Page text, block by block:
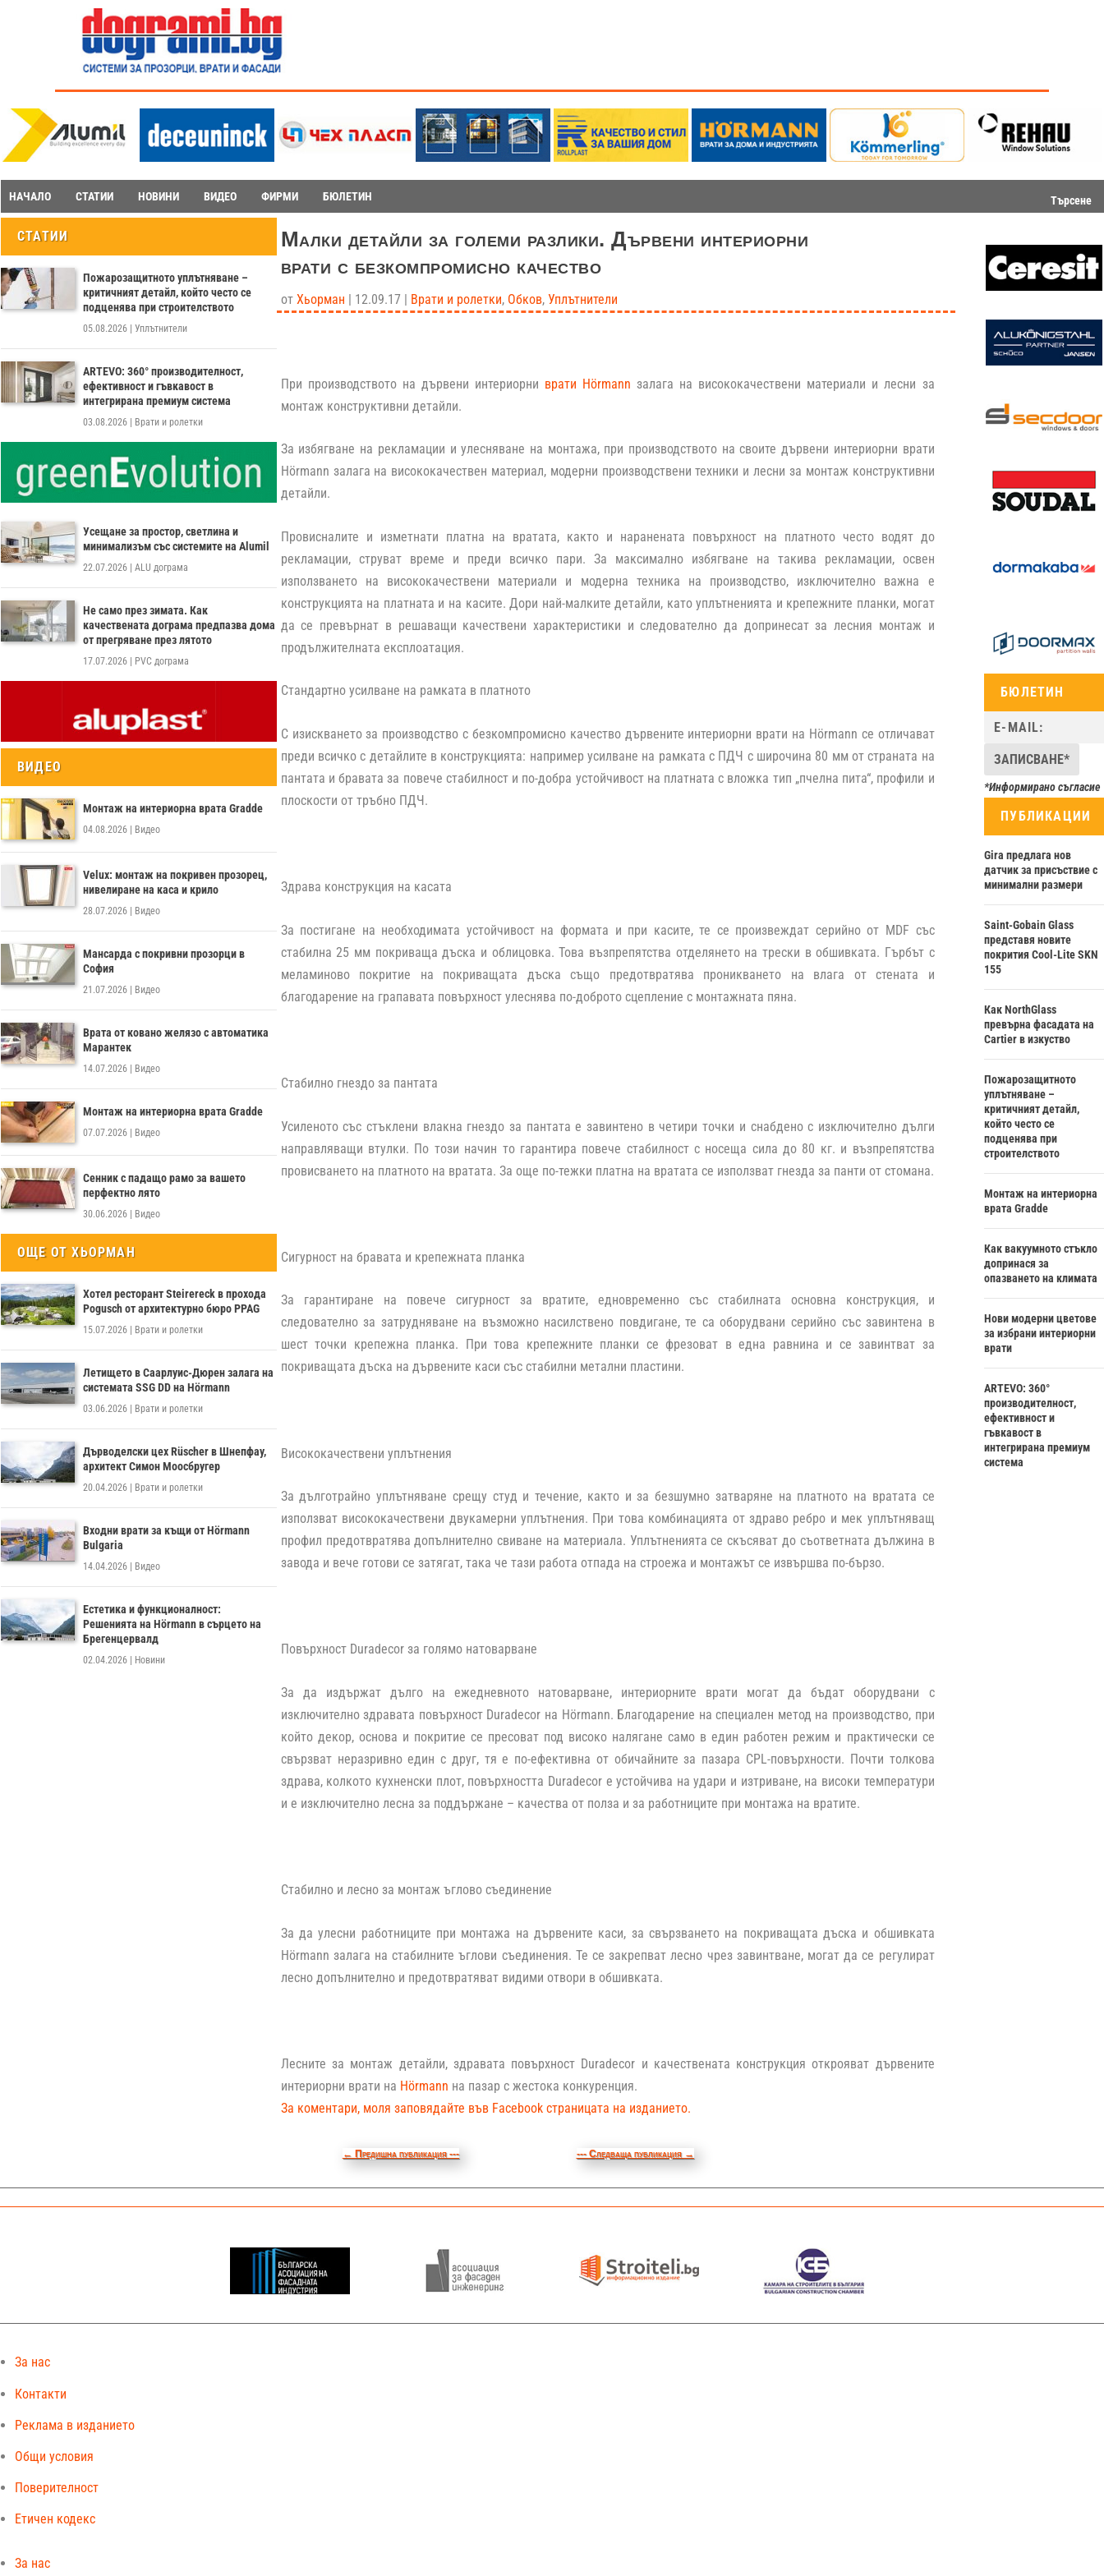
НАЧАЛО СТАТИИ НОВИНИ ВИДЕО ФИРМИ БЮЛЕТИН Търсене
СТАТИИ
Пожарозащитното уплътняване –
критичният детайл, който често се
подценява при строителството
05.08.2026 Уплътнители
ARTEVO: 360° производителност,
ефективност и гъвкавост в
интегрирана премиум система
03.08.2026 Врати и ролетки
Усещане за простор, светлина и
минимализъм със системите на Alumil
22.07.2026 ALU дограма
Не само през зимата. Как
качествената дограма предпазва дома
от прегряване през лятото
17.07.2026 PVC дограма
ВИДЕО
Монтаж на интериорна врата Gradde
04.08.2026 Видео
Velux: монтаж на покривен прозорец,
нивелиране на каса и крило
28.07.2026 Видео
Мансарда с покривни прозорци в
София
21.07.2026 Видео
Врата от ковано желязо с автоматика
Марантек
14.07.2026 Видео
Монтаж на интериорна врата Gradde
07.07.2026 Видео
Сенник с падащо рамо за вашето
перфектно лято
30.06.2026 Видео
ОЩЕ ОТ ХЬОРМАН
Хотел ресторант Steirereck в прохода
Pogusch от архитектурно бюро PPAG
15.07.2026 Врати и ролетки
Летището в Саарлуис-Дюрен залага на
системата SSG DD на Hörmann
03.06.2026 Врати и ролетки
Дърводелски цех Rüscher в Шнепфау,
архитект Симон Моосбругер
20.04.2026 Врати и ролетки
Входни врати за къщи от Hörmann
Bulgaria
14.04.2026 Видео
Естетика и функционалност:
Решенията на Hörmann в сърцето на
Брегенцервалд
02.04.2026 Новини
Малки детайли за големи разлики. Дървени интериорни
врати с безкомпромисно качество
от Хьорман | 12.09.17| Врати и ролетки, Обков, Уплътнители
При производството на дървени интериорни врати Hörmann залага на висококачествени материали и лесни за
монтаж конструктивни детайли.
За избягване на рекламации и улесняване на монтажа, при производството на своите дървени интериорни врати
Hörmann залага на висококачествен материал, модерни производствени техники и лесни за монтаж конструктивни
детайли.
Провисналите и изметнати платна на вратата, както и наранената повърхност на платното често водят до
рекламации, струват време и преди всичко пари. За максимално избягване на такива рекламации, освен
използването на висококачествени материали и модерна техника на производство, изключително важна е
конструкцията на платната и на касите. Дори най-малките детайли, като уплътненията и крепежните планки, могат
да се превърнат в решаващи качествени характеристики и следователно да допринесат за лесния монтаж и
продължителната експлоатация.
Стандартно усилване на рамката в платното
С изискването за производство с безкомпромисно качество дървените интериорни врати на Hörmann се отличават
преди всичко с детайлите в конструкцията: например усилване на рамката с ПДЧ с широчина 80 мм от страната на
пантата и бравата за повече стабилност и по-добра устойчивост на платната с вложка тип „пчелна пита“, профили и
плоскости от тръбно ПДЧ.
Здрава конструкция на касата
За постигане на необходимата устойчивост на формата и при касите, те се произвеждат серийно от MDF със
стабилна 25 мм покриваща дъска и облицовка. Това възпрепятства отделянето на трески в обшивката. Гърбът с
меламиново покритие на покриващата дъска също предотвратява проникването на влага от стената и
благодарение на грапавата повърхност улеснява по-доброто сцепление с монтажната пяна.
Стабилно гнездо за пантата
Усиленото със стъклени влакна гнездо за пантата е завинтено в четири точки и снабдено с изключително дълги
направляващи втулки. По този начин то гарантира повече стабилност с носеща сила до 80 кг. и възпрепятства
провисването на платното на вратата. За още по-тежки платна на вратата се използват гнезда за панти от стомана.
Сигурност на бравата и крепежната планка
За гарантиране на повече сигурност за вратите, едновременно със стабилната основна конструкция, и
следователно за затрудняване на възможно насилствено повдигане, те са оборудвани серийно със завинтена в
шест точки крепежна планка. При това крепежните планки се фрезоват в една равнина и се завинтват за
покриващата дъска на дървените каси със стабилни метални пластини.
Висококачествени уплътнения
За дълготрайно уплътняване срещу студ и течение, както и за безшумно затваряне на платното на вратата се
използват висококачествени двукамерни уплътнения. При това комбинацията от здраво ребро и мек уплътняващ
профил предотвратява допълнително свиване на материала. Уплътненията се скъсяват до съответната дължина в
завода и вече готови се затягат, така че тази работа отпада на строежа и монтажът се извършва по-бързо.
Повърхност Duradecor за голямо натоварване
За да издържат дълго на ежедневното натоварване, интериорните врати могат да бъдат оборудвани с
изключително здравата повърхност Duradecor на Hörmann. Благодарение на специален метод на производство, при
който декор, основа и покритие се пресоват под високо налягане само в един работен режим и практически се
свързват неразривно един с друг, тя е по-ефективна от обичайните за пазара CPL-повърхности. Почти толкова
здрава, колкото кухненски плот, повърхността Duradecor е устойчива на удари и изтриване, на високи температури
и е изключително лесна за поддържане – качества от полза и за работниците при монтажа на вратите.
Стабилно и лесно за монтаж ъглово съединение
За да улесни работниците при монтажа на дървените каси, за свързването на покриващата дъска и обшивката
Hörmann залага на стабилните ъглови съединения. Те се закрепват лесно чрез завинтване, могат да се регулират
лесно допълнително и предотвратяват видими отвори в обшивката.
Лесните за монтаж детайли, здравата повърхност Duradecor и качествената конструкция открояват дървените
интериорни врати на Hörmann на пазар с жестока конкуренция.
За коментари, моля заповядайте във Facebook страницата на изданието.
БЮЛЕТИН
*Информирано съгласие
ПУБЛИКАЦИИ
Gira предлага нов
датчик за присъствие с
минимални размери
Saint-Gobain Glass
представя новите
покрития Cool-Lite SKN
155
Как NorthGlass
превърна фасадата на
Cartier в изкуство
Пожарозащитното
уплътняване –
критичният детайл,
който често се
подценява при
строителството
Монтаж на интериорна
врата Gradde
Как вакуумното стъкло
допринася за
опазването на климата
Нови модерни цветове
за избрани интериорни
врати
ARTEVO: 360°
производителност,
ефективност и
гъвкавост в
интегрирана премиум
система
← Предишна публикация --- --- Следваща публикация →
За нас
Контакти
Реклама в изданието
Общи условия
Поверителност
Етичен кодекс
За нас